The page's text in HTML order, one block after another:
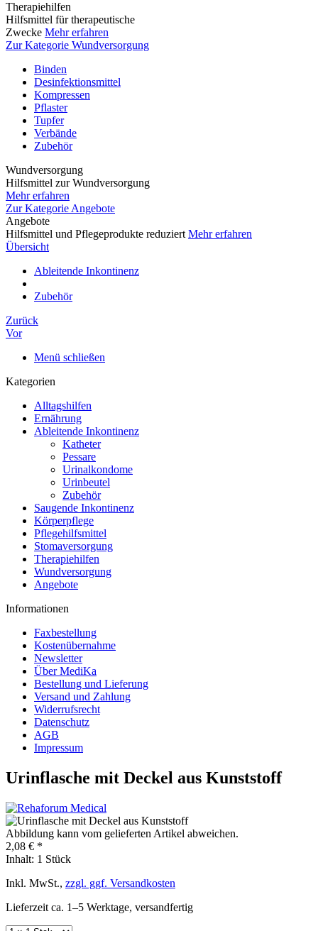
Therapiehilfen
Hilfsmittel für therapeutische
Zwecke Mehr erfahren
Zur Kategorie Wundversorgung
Binden
Desinfektionsmittel
Kompressen
Pflaster
Tupfer
Verbände
Zubehör
Wundversorgung
Hilfsmittel zur Wundversorgung
Mehr erfahren
Zur Kategorie Angebote
Angebote
Hilfsmittel und Pflegeprodukte reduziert Mehr erfahren
Übersicht
Ableitende Inkontinenz
Zubehör
Zurück
Vor
Menü schließen
Kategorien
Alltagshilfen
Ernährung
Ableitende Inkontinenz
Katheter
Pessare
Urinalkondome
Urinbeutel
Zubehör
Saugende Inkontinenz
Körperpflege
Pflegehilfsmittel
Stomaversorgung
Therapiehilfen
Wundversorgung
Angebote
Informationen
Faxbestellung
Kostenübernahme
Newsletter
Über MediKa
Bestellung und Lieferung
Versand und Zahlung
Widerrufsrecht
Datenschutz
AGB
Impressum
Urinflasche mit Deckel aus Kunststoff
Abbildung kann vom gelieferten Artikel abweichen.
2,08 € *
Inhalt: 1 Stück
Inkl. MwSt., zzgl. ggf. Versandkosten
Lieferzeit ca. 1–5 Werktage, versandfertig